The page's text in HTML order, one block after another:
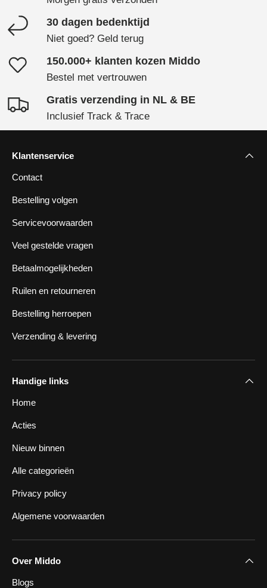
30 dagen bedenktijd
Niet goed? Geld terug
150.000+ klanten kozen Middo
Bestel met vertrouwen
Gratis verzending in NL & BE
Inclusief Track & Trace
Klantenservice
Contact
Bestelling volgen
Servicevoorwaarden
Veel gestelde vragen
Betaalmogelijkheden
Ruilen en retourneren
Bestelling herroepen
Verzending & levering
Handige links
Home
Acties
Nieuw binnen
Alle categorieën
Privacy policy
Algemene voorwaarden
Over Middo
Blogs